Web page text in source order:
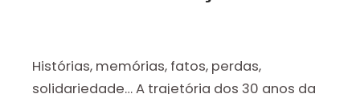
Histórias, memórias, fatos, perdas,
solidariedade… A trajetória dos 30 anos da